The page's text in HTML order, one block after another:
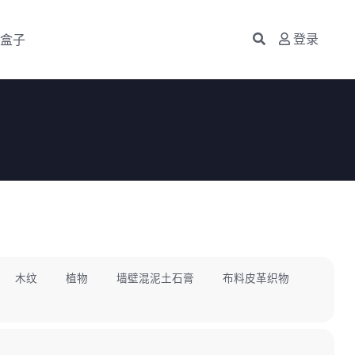
子 登录
木纹 植物 墙壁混泥土石膏 布料皮革织物